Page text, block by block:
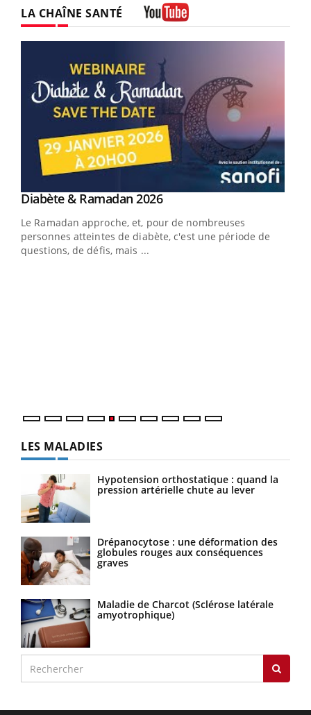
LA CHAÎNE SANTÉ
Youtube
Diabète & Ramadan 2026Youtube
Le Ramadan approche, et, pour de nombreuses
personnes atteintes de diabète, c'est une période de
questions, de défis, mais ...
LES MALADIES
Hypotension orthostatique : quand la
pression artérielle chute au lever
Drépanocytose : une déformation des
globules rouges aux conséquences
graves
Maladie de Charcot (Sclérose latérale
amyotrophique)